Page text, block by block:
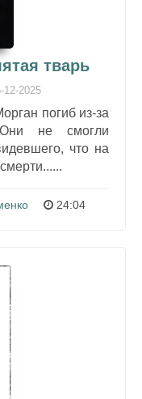
тварь
12-2025
погиб из-за
не смогли
что на
24:04